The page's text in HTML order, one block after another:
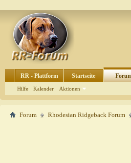
RR - Plattform Startseite
Hilfe Kalender Aktionen
Forum Rhodesian Ridgeback Forum